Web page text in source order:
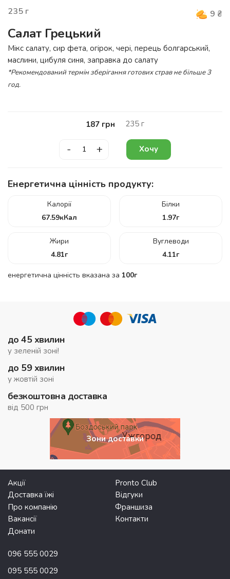
235 г 9 ₴
Салат Грецький
Мікс салату, сир фета, огірок, чері, перець болгарський,
маслини, цибуля синя, заправка до салату
*Рекомендований термін зберігання готових страв не більше 3
год.
187 грн 235 г
- + Хочу
Енергетична цінність продукту:
Калорії
67.59кКал
Білки
1.97г
Жири
4.81г
Вуглеводи
4.11г
енергетична цінність вказана за 100г
до 45 хвилин
у зеленій зоні!
до 59 хвилин
у жовтій зоні
безкоштовна доставка
від 500 грн
Зони доставки
Акції
Pronto Club
Доставка їжі
Відгуки
Про компанію
Франшиза
Вакансії
Контакти
Донати
096 555 0029
095 555 0029